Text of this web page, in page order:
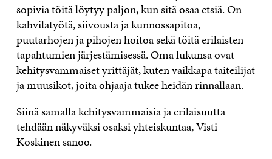
sopivia töitä löytyy paljon, kun sitä osaa etsiä. On
kahvilatyötä, siivousta ja kunnossapitoa,
puutarhojen ja pihojen hoitoa sekä töitä erilaisten
tapahtumien järjestämisessä. Oma lukunsa ovat
kehitysvammaiset yrittäjät, kuten vaikkapa taiteilijat
ja muusikot, joita ohjaaja tukee heidän rinnallaan.
Siinä samalla kehitysvammaisia ja erilaisuutta
tehdään näkyväksi osaksi yhteiskuntaa, Visti-
Koskinen sanoo.